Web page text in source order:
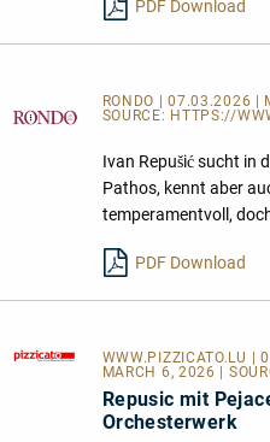
PDF Download
RONDO | 07.03.2026 |
SOURCE: HTTPS://
Ivan Repušić sucht in
Pathos, kennt aber
temperamentvoll,
PDF Download
WWW.PIZZICATO.LU
|
MARCH 6, 2026 |
Repusic mit
Orchesterwerk